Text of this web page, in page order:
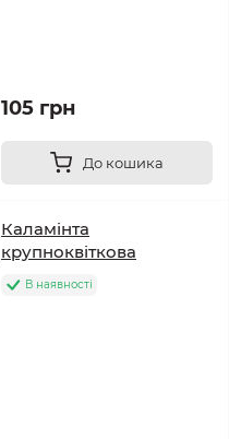
105 грн
До кошика
Каламінта
крупноквіткова
В наявності